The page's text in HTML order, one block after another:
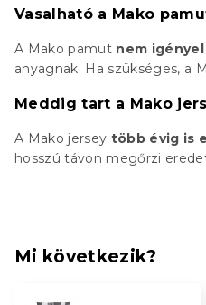
Vasalható a Mako
A Mako pamut nem
anyagnak. Ha szükséges, a
Meddig tart a Mako
A Mako jersey több évig is
hosszú távon megőrzi
Mi következik?